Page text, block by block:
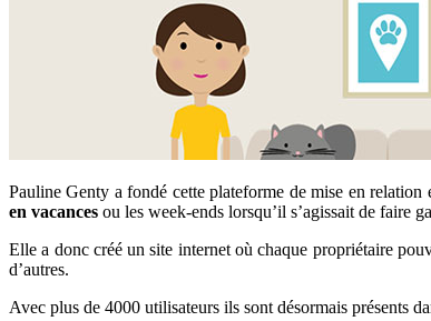
Pauline Genty a fondé cette plateforme de mise en relation
en vacances ou les week-ends lorsqu’il s’agissait de faire
Elle a donc créé un site internet où chaque propriétaire
d’autres.
Avec plus de 4000 utilisateurs ils sont désormais présents